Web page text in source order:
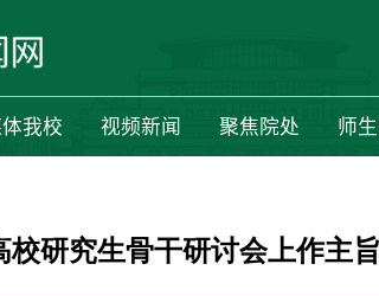
我校 视频新闻 聚焦院处 师
校研究生骨干研讨会上作主